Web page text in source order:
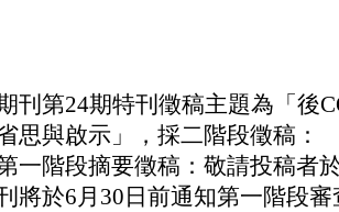
刊第24期特刊徵稿主題為「後
思與啟示」，採二階段徵稿：
第一階段摘要徵稿：敬請投稿者
將於6月30日前通知第一階段